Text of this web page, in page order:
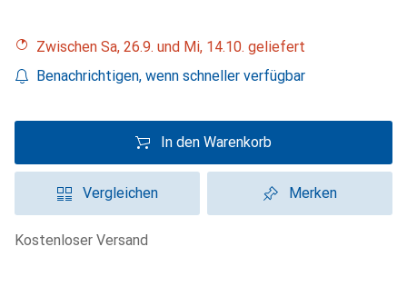
Zwischen Sa, 26.9. und Mi, 14.10. geliefert
Benachrichtigen, wenn schneller verfügbar
In den Warenkorb
Vergleichen Merken
kostenloser Versand